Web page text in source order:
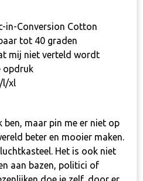
in-Conversion Cotton
tot 40 graden
mij niet verteld wordt
opdruk
l/xl
ben, maar pin me er niet op
beter en mooier maken.
Het is ook niet
aan bazen, politici of